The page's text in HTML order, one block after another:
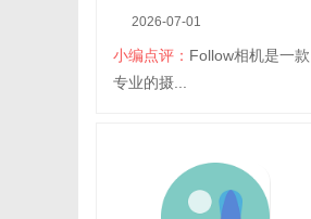
扫码立即下载
2026-07-01
小编点评： Follow相机是一款
专业的摄...
大小：195.76M
平台：安卓
分类：安卓桌面
语言：简体中文